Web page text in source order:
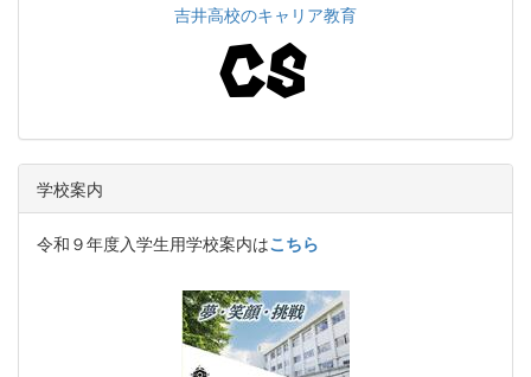
吉井高校のキャリア教育
学校案内
令和９年度入学生用学校案内はこちら